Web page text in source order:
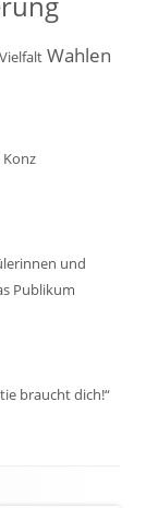
Vielfalt Wahlen
Konz
und
Publikum
braucht dich!“